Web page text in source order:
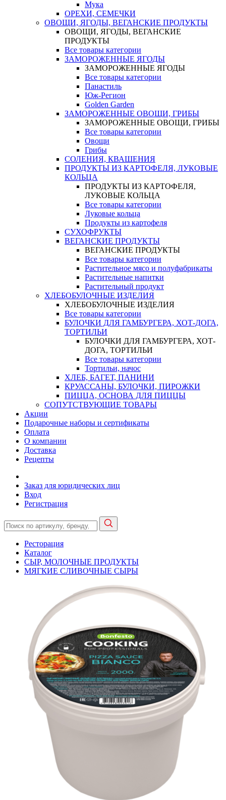
Мука
ОРЕХИ, СЕМЕЧКИ
ОВОЩИ, ЯГОДЫ, ВЕГАНСКИЕ ПРОДУКТЫ
ОВОЩИ, ЯГОДЫ, ВЕГАНСКИЕ
ПРОДУКТЫ
Все товары категории
ЗАМОРОЖЕННЫЕ ЯГОДЫ
ЗАМОРОЖЕННЫЕ ЯГОДЫ
Все товары категории
Панастиль
Юж-Регион
Golden Garden
ЗАМОРОЖЕННЫЕ ОВОЩИ, ГРИБЫ
ЗАМОРОЖЕННЫЕ ОВОЩИ, ГРИБЫ
Все товары категории
Овощи
Грибы
СОЛЕНИЯ, КВАШЕНИЯ
ПРОДУКТЫ ИЗ КАРТОФЕЛЯ, ЛУКОВЫЕ
КОЛЬЦА
ПРОДУКТЫ ИЗ КАРТОФЕЛЯ,
ЛУКОВЫЕ КОЛЬЦА
Все товары категории
Луковые кольца
Продукты из картофеля
СУХОФРУКТЫ
ВЕГАНСКИЕ ПРОДУКТЫ
ВЕГАНСКИЕ ПРОДУКТЫ
Все товары категории
Растительное мясо и полуфабрикаты
Растительные напитки
Растительный продукт
ХЛЕБОБУЛОЧНЫЕ ИЗДЕЛИЯ
ХЛЕБОБУЛОЧНЫЕ ИЗДЕЛИЯ
Все товары категории
БУЛОЧКИ ДЛЯ ГАМБУРГЕРА, ХОТ-ДОГА,
ТОРТИЛЬИ
БУЛОЧКИ ДЛЯ ГАМБУРГЕРА, ХОТ-
ДОГА, ТОРТИЛЬИ
Все товары категории
Тортильи, начос
ХЛЕБ, БАГЕТ, ПАНИНИ
КРУАССАНЫ, БУЛОЧКИ, ПИРОЖКИ
ПИЦЦА, ОСНОВА ДЛЯ ПИЦЦЫ
СОПУТСТВУЮЩИЕ ТОВАРЫ
Акции
Подарочные наборы и сертификаты
Оплата
О компании
Доставка
Рецепты
Заказ для юридических лиц
Вход
Регистрация
Ресторация
Каталог
СЫР, МОЛОЧНЫЕ ПРОДУКТЫ
МЯГКИЕ СЛИВОЧНЫЕ СЫРЫ